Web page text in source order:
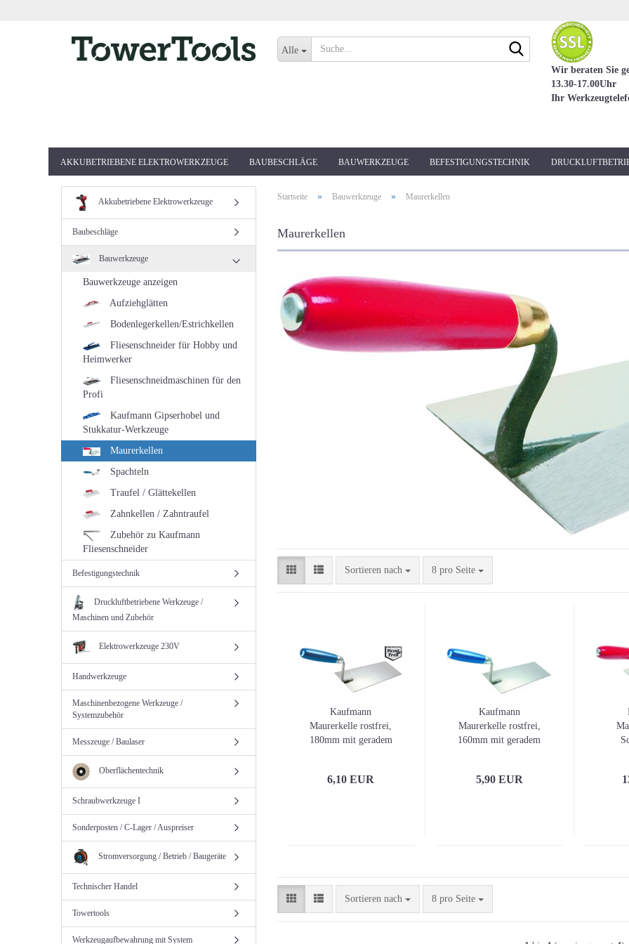
Alle
Suche...
Wir beraten Sie
13.30-17.00Uhr
Ihr
AKKUBETRIEBENE ELEKTROWERKZEUGE BAUBESCHLÄGE BAUWERKZEUGE BEFESTIGUNGSTECHNIK
Startseite » Bauwerkzeuge » Maurerkellen
Maurerkellen
Sortieren nach
Sortieren nach 8 pro Seite
pro Seite
Kaufmann
Maurerkelle rostfrei,
180mm mit geradem
6,10 EUR
Kaufmann
Maurerkelle rostfrei,
160mm mit geradem
5,90 EUR
Sortieren nach
Sortieren nach 8 pro Seite
pro Seite
Akkubetriebene Elektrowerkzeuge
Baubeschläge
Bauwerkzeuge
Bauwerkzeuge anzeigen
Aufziehglätten
Bodenlegerkellen/Estrichkellen
Fliesenschneider für Hobby und
Heimwerker
Fliesenschneidmaschinen für den
Profi
Kaufmann Gipserhobel und
Stukkatur-Werkzeuge
Maurerkellen
Spachteln
Traufel / Glättekellen
Zahnkellen / Zahntraufel
Zubehör zu Kaufmann
Fliesenschneider
Befestigungstechnik
Druckluftbetriebene Werkzeuge /
Maschinen und Zubehör
Elektrowerkzeuge 230V
Handwerkzeuge
Maschinenbezogene Werkzeuge /
Systemzubehör
Messzeuge / Baulaser
Oberflächentechnik
Schraubwerkzeuge I
Sonderposten / C-Lager / Auspreiser
Stromversorgung / Betrieb / Baugeräte
Technischer Handel
Towertools
Werkzeugaufbewahrung mit System